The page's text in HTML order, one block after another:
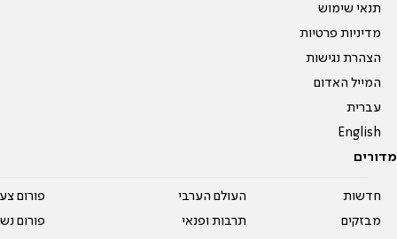
תנאי שימוש
מדיניות פרטיות
הצהרת נגישות
המייל האדום
עברית
English
מדורים
חדשות
מבזקים
העולם הערבי
תרבות ופנאי
פורום
פורום